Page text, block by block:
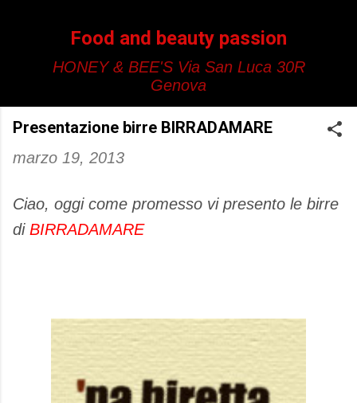
Food and beauty passion
HONEY & BEE'S Via San Luca 30R
Genova
Presentazione birre BIRRADAMARE
marzo 19, 2013
Ciao, oggi come promesso vi presento le birre
di BIRRADAMARE